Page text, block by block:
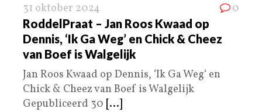
31 oktober 2024 0
RoddelPraat – Jan Roos Kwaad op
Dennis, ‘Ik Ga Weg’ en Chick & Cheez
van Boef is Walgelijk
Jan Roos Kwaad op Dennis, ‘Ik Ga Weg‘ en
Chick & Cheez van Boef is Walgelijk
Gepubliceerd 30 [...]